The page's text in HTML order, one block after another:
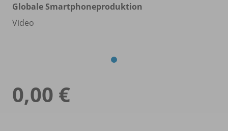
Globale Smartphoneproduktion
Video
0,00 €